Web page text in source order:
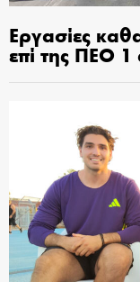
Εργασίες
επί της ΠΕΟ 1